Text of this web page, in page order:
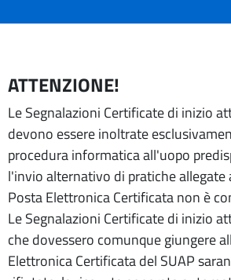
ATTENZIONE!
Le Segnalazioni Certificate di inizio
devono essere inoltrate
procedura informatica all'uopo
l'invio alternativo di pratiche allegate
Posta Elettronica Certificata non è
Le Segnalazioni Certificate di inizio
che dovessero comunque giungere
Elettronica Certificata del SUAP